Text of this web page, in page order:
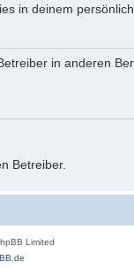
in deinem
in anderen
Betreiber.
Limited